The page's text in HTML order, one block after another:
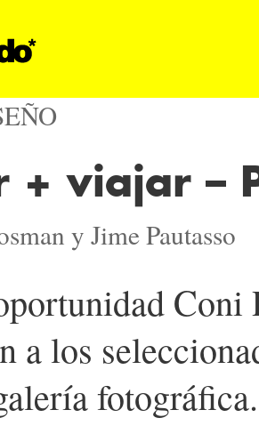
+ viajar –
y Jime Pautasso
Coni
a los
fotográfica.